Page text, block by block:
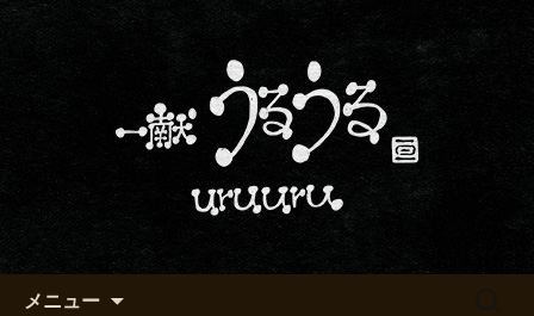
京都・五条でおいしい地酒が飲
める「一献うるうる」のブロ
京都・五条烏丸の町屋居酒屋「一献う
るうる」からのお知らせ
メニュー